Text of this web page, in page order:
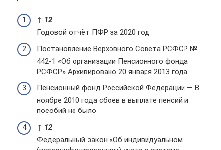
↑ 12
Годовой отчёт ПФР за 2020 год
Постановление Верховного Совета РСФСР №
442-1 «Об организации Пенсионного фонда
РСФСР» Архивировано 20 января 2013 года.
Пенсионный фонд Российской Федерации — В
ноябре 2010 года сбоев в выплате пенсий и
пособий не было
↑ 12
Федеральный закон «Об индивидуальном